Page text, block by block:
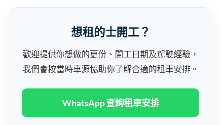
想租的士開工？
歡迎提供你想做的更份、開工日期及駕駛經驗，
我們會按當時車源協助你了解合適的租車安排。
WhatsApp 查詢租車安排